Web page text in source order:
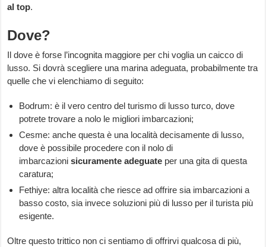
al top.
Dove?
Il dove è forse l’incognita maggiore per chi voglia un caicco di
lusso. Si dovrà scegliere una marina adeguata, probabilmente tra
quelle che vi elenchiamo di seguito:
Bodrum: è il vero centro del turismo di lusso turco, dove
potrete trovare a nolo le migliori imbarcazioni;
Cesme: anche questa è una località decisamente di lusso,
dove è possibile procedere con il nolo di
imbarcazionisicuramente adeguate per una gita di questa
caratura;
Fethiye: altra località che riesce ad offrire sia imbarcazioni a
basso costo, sia invece soluzioni più di lusso per il turista più
esigente.
Oltre questo trittico non ci sentiamo di offrirvi qualcosa di più,